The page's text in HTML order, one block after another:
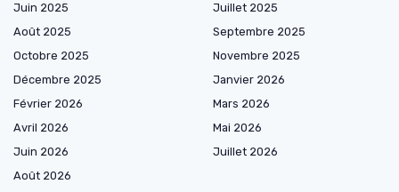
Juin 2025
Juillet 2025
Août 2025
Septembre 2025
Octobre 2025
Novembre 2025
Décembre 2025
Janvier 2026
Février 2026
Mars 2026
Avril 2026
Mai 2026
Juin 2026
Juillet 2026
Août 2026